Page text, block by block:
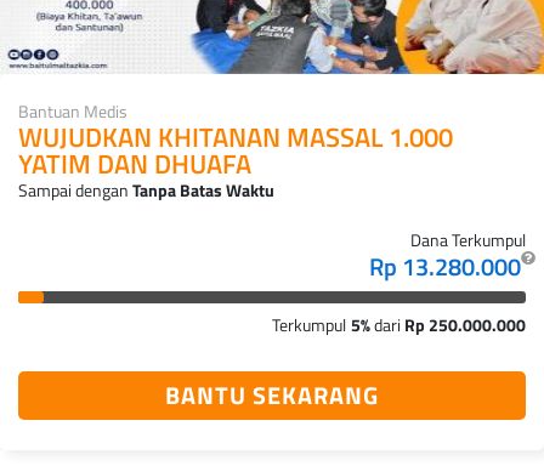
Bantuan Medis
WUJUDKAN KHITANAN MASSAL 1.000
YATIM DAN DHUAFA
Sampai denganTanpa Batas Waktu
Dana Terkumpul
Rp 13.280.000
Terkumpul5%dari Rp 250.000.000
BANTU SEKARANG